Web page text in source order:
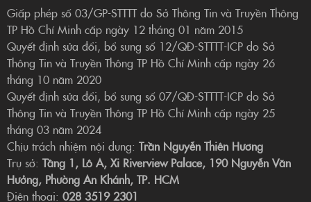
Giấp phép số 03/GP-STTTT do Sở Thông Tin và Truyền Thông
TP Hồ Chí Minh cấp ngày 12 tháng 01 năm 2015
Quyết định sửa đổi, bổ sung số 12/QĐ-STTTT-ICP do Sở
Thông Tin và Truyền Thông TP Hồ Chí Minh cấp ngày 26
tháng 10 năm 2020
Quyết định sửa đổi, bổ sung số 07/QĐ-STTTT-ICP do Sở
Thông Tin và Truyền Thông TP Hồ Chí Minh cấp ngày 25
tháng 03 năm 2024
Chịu trách nhiệm nội dung: Trần Nguyễn Thiên Hương
Trụ sở: Tầng 1, Lô A, Xi Riverview Palace, 190 Nguyễn Văn
Hưởng, Phường An Khánh, TP. HCM
Điện thoại: 028 3519 2301